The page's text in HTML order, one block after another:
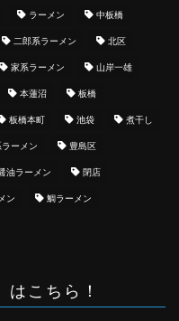
ラーメン 中板橋
二郎系ラーメン 北区
家系ラーメン 山岸一雄
本蓮沼 板橋
板橋本町 池袋 煮干し
ーメン 豊島区
油ラーメン 閉店
ン 鯛ラーメン
こちら！